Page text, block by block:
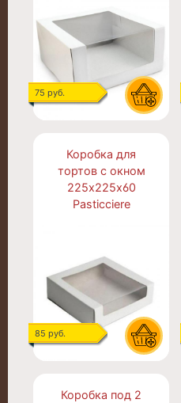
75 руб.
85 руб.
Коробка для
тортов с окном
225х225х60
Pasticciere
Коробка под 2